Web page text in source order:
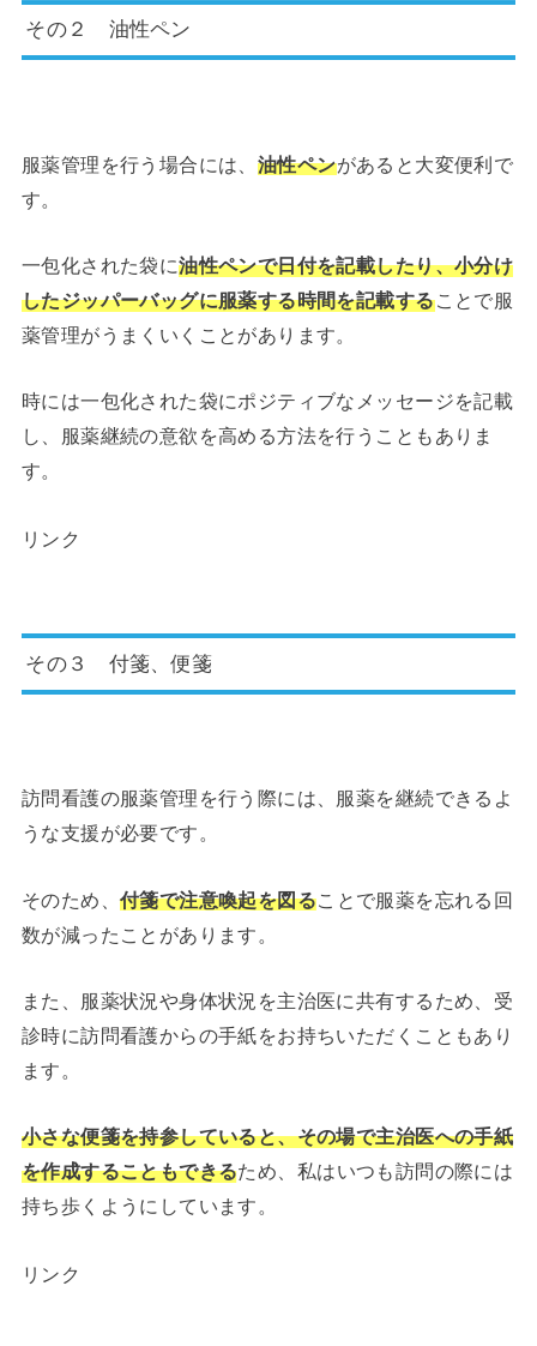
その２ 油性ペン
服薬管理を行う場合には、 油性ペンがあると大変便利で
す。
一包化された袋に油性ペンで日付を記載したり、小分け
したジッパーバッグに服薬する時間を記載することで服
薬管理がうまくいくことがあります。
時には一包化された袋にポジティブなメッセージを記載
し、服薬継続の意欲を高める方法を行うこともありま
す。
リンク
その３ 付箋、便箋
訪問看護の服薬管理を行う際には、服薬を継続できるよ
うな支援が必要です。
そのため、 付箋で注意喚起を図る ことで服薬を忘れる回
数が減ったことがあります。
また、服薬状況や身体状況を主治医に共有するため、受
診時に訪問看護からの手紙をお持ちいただくこともあり
ます。
小さな便箋を持参していると、その場で主治医への手紙
を作成することもできるため、私はいつも訪問の際には
持ち歩くようにしています。
リンク